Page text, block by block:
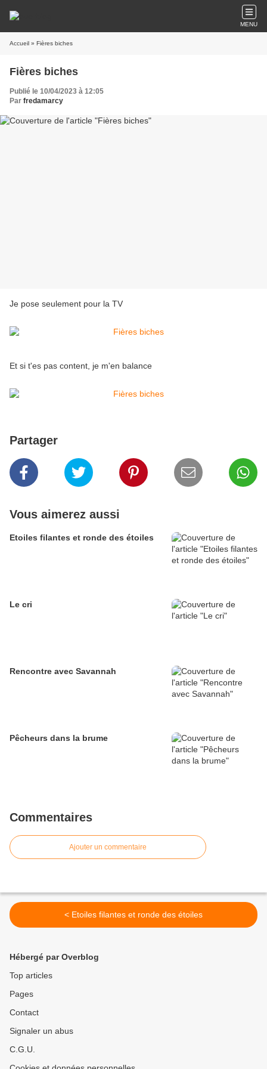
MENU
Accueil » Fières biches
Fières biches
Publié le 10/04/2023 à 12:05
Par fredamarcy
Je pose seulement pour la TV
Et si t'es pas content, je m'en balance
Partager
Vous aimerez aussi
Etoiles filantes et ronde des étoiles
Le cri
Rencontre avec Savannah
Pêcheurs dans la brume
Commentaires
Ajouter un commentaire
< Etoiles filantes et ronde des étoiles
Hébergé par Overblog
Top articles
Pages
Contact
Signaler un abus
C.G.U.